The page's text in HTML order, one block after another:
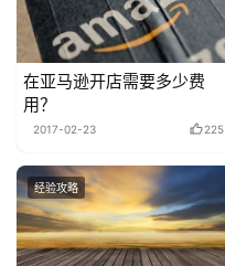
在亚马逊开店需要多少费
用？
2017-02-23 225
经验攻略